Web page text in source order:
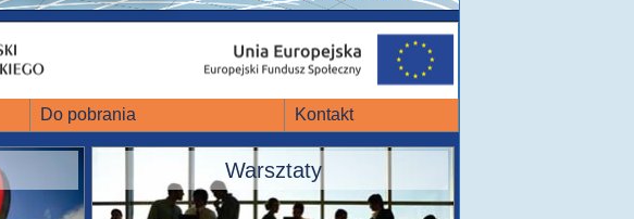
Do pobrania Kontakt
Warsztaty